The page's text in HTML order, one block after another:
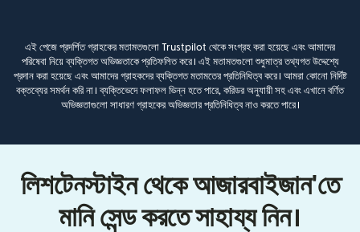
এই পেজে প্রদর্শিত গ্রাহকের মতামতগুলো Trustpilot থেকে সংগ্রহ করা হয়েছে এবং আমাদের
পরিষেবা নিয়ে ব্যক্তিগত অভিজ্ঞতাকে প্রতিফলিত করে। এই মতামতগুলো শুধুমাত্র তথ্যগত উদ্দেশ্যে
প্রদান করা হয়েছে এবং আমাদের গ্রাহকদের ব্যক্তিগত মতামতের প্রতিনিধিত্ব করে। আমরা কোনো নির্দিষ্ট
বক্তব্যের সমর্থন করি না। ব্যক্তিভেদে ফলাফল ভিন্ন হতে পারে, করিডর অনুযায়ী সহ এবং এখানে বর্ণিত
অভিজ্ঞতাগুলো সাধারণ গ্রাহকের অভিজ্ঞতার প্রতিনিধিত্ব নাও করতে পারে।
লিশটেনস্টাইন থেকে আজারবাইজান'তে
মানি সেন্ড করতে সাহায্য নিন।